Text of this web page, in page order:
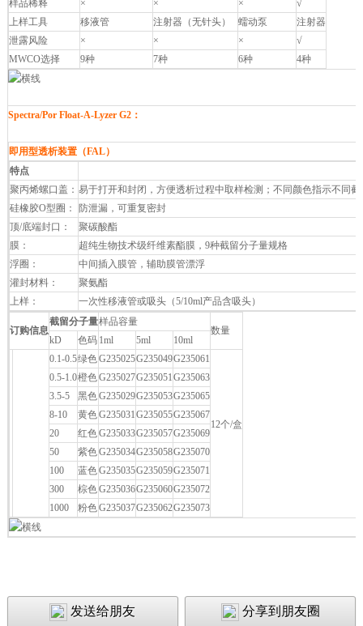
样品稀释
× × ×
√
上样工具
移液管 注射器（无针头） 蠕动泵
注射器
泄露风险
× × ×
√
MWCO选择
9种 7种 6种 4种
Spectra/Por Float-A-Lyzer G2：
即用型透析装置（FAL）
特点
聚丙烯螺口盖： 易于打开和封闭，方便透析过程中取样检测；不同颜色指示不同截
硅橡胶O型圈：
防泄漏，可重复密封
顶/底端封口：
聚碳酸酯
膜：
超纯生物技术级纤维素酯膜，9种截留分子量规格
浮圈：
中间插入膜管，辅助膜管漂浮
灌封材料：
聚氨酯
上样：
一次性移液管或吸头（5/10ml产品含吸头）
订购信息
截留分子量样品容量
数量
kD
色码 1ml 5ml 10ml
0.1-0.5绿色G235025G235049G235061
12个/盒
0.5-1.0橙色G235027G235051G235063
3.5-5
黑色G235029G235053G235065
8-10
黄色G235031G235055G235067
20
红色G235033G235057G235069
50
紫色G235034G235058G235070
100
蓝色G235035G235059G235071
300
棕色G235036G235060G235072
1000
粉色G235037G235062G235073
发送给朋友 分享到朋友圈